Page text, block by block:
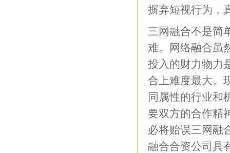
摒弃短视行为，
三网融合不是简
难。网络融合虽
投入的财力物力
合上难度最大。
同属性的行业和
要双方的合作精
必将贻误三网融
融合合资公司具